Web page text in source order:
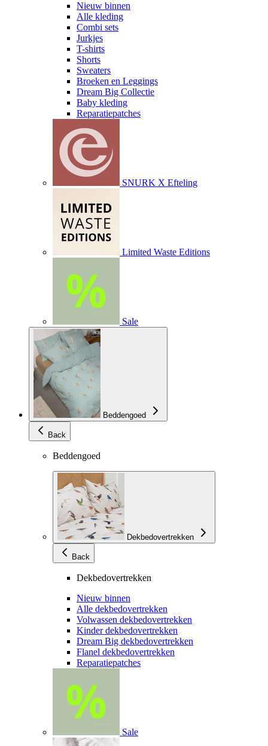
Nieuw binnen
Alle kleding
Combi sets
Jurkjes
T-shirts
Shorts
Sweaters
Broeken en Leggings
Dream Big Collectie
Baby kleding
Reparatiepatches
SNURK X Efteling
Limited Waste Editions
Sale
Beddengoed
Back
Beddengoed
Dekbedovertrekken
Back
Dekbedovertrekken
Nieuw binnen
Alle dekbedovertrekken
Volwassen dekbedovertrekken
Kinder dekbedovertrekken
Dream Big dekbedovertrekken
Flanel dekbedovertrekken
Reparatiepatches
Sale